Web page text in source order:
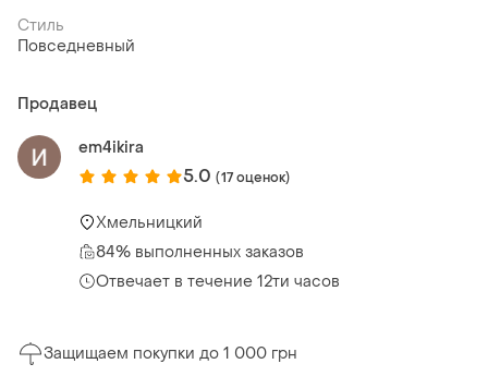
Стиль
Повседневный
Продавец
em4ikira
5.0 (17 оценок)
Хмельницкий
84% выполненных заказов
Отвечает в течение 12ти часов
Защищаем покупки до 1 000 грн